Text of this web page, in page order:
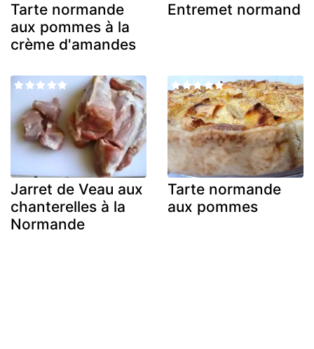
Tarte normande
aux pommes à la
crème d'amandes
Entremet normand
Jarret de Veau aux
chanterelles à la
Normande
Tarte normande
aux pommes